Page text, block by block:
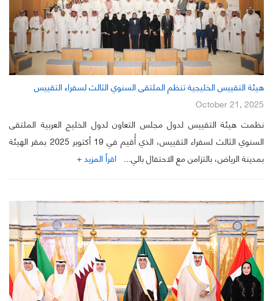
هيئة التقييس الخليجية تنظم الملتقى السنوي الثالث لسفراء التقييس
October 21, 2025
نظمت هيئة التقييس لدول مجلس التعاون لدول الخليج العربية الملتقى
السنوي الثالث لسفراء التقييس، الذي أُقيم في 19 أكتوبر 2025 بمقر الهيئة
بمدينة الرياض، بالتزامن مع الاحتفال بالي... اقرأ المزيد +